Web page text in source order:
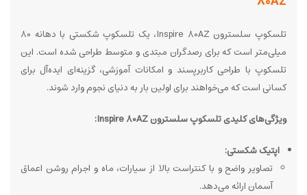
تلسکوپ سلسترون Inspire 80AZ، یک تلسکوپ شکستی با دهانه 80
میلی‌متر است که برای رصدگران مبتدی و متوسط طراحی شده است. این
تلسکوپ با طراحی کاربرپسند و امکانات آموزشی، گزینه‌ای ایده‌آل برای
کسانی است که می‌خواهند برای اولین بار به دنیای نجوم وارد شوند.
ویژگی‌های کلیدی تلسکوپ سلسترون Inspire 80AZ:
اپتیک شکستی:
تصاویر واضح و با کنتراست بالا از سیارات، ماه و اجرام روشن اعماق
آسمان ارائه می‌دهد.